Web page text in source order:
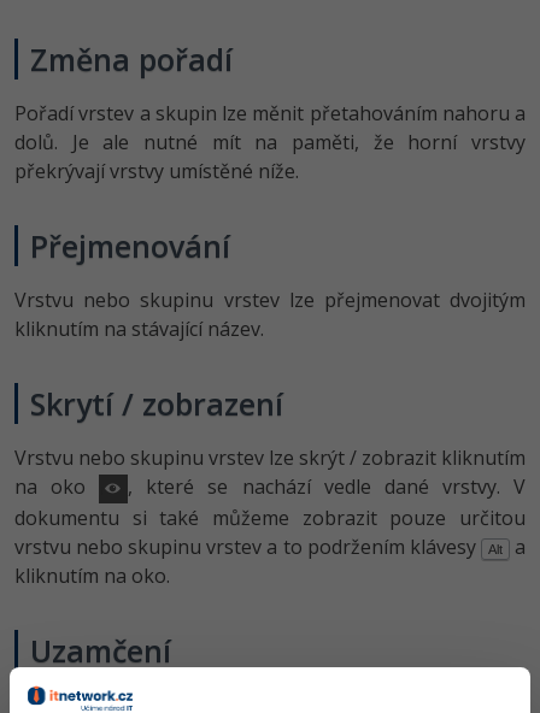
Změna pořadí
Pořadí vrstev a skupin lze měnit přetahováním nahoru a
dolů. Je ale nutné mít na paměti, že horní vrstvy
překrývají vrstvy umístěné níže.
Přejmenování
Vrstvu nebo skupinu vrstev lze přejmenovat dvojitým
kliknutím na stávající název.
Skrytí / zobrazení
Vrstvu nebo skupinu vrstev lze skrýt / zobrazit kliknutím
na oko
, které se nachází vedle dané vrstvy. V
dokumentu si také můžeme zobrazit pouze určitou
vrstvu nebo skupinu vrstev a to podržením klávesy
Alt a
kliknutím na oko.
Uzamčení
Jednotlivé vrstvy nebo skupiny vrstev lze zamykat,